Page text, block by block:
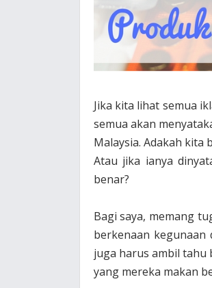
Jika kita lihat semua
semua akan
Malaysia. Adakah
Atau jika ianya
benar?
Bagi saya, memang
berkenaan kegunaan
juga harus ambil tahu
yang mereka makan